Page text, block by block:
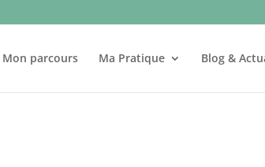
Mon parcours Ma Pratique Blog &